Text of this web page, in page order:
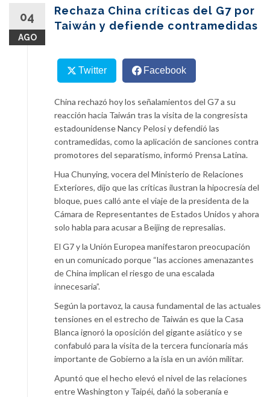
04
AGO
Rechaza China críticas del G7 por
Taiwán y defiende contramedidas
Twitter Facebook
China rechazó hoy los señalamientos del G7 a su
reacción hacia Taiwán tras la visita de la congresista
estadounidense Nancy Pelosi y defendió las
contramedidas, como la aplicación de sanciones contra
promotores del separatismo, informó Prensa Latina.
Hua Chunying, vocera del Ministerio de Relaciones
Exteriores, dijo que las críticas ilustran la hipocresía del
bloque, pues calló ante el viaje de la presidenta de la
Cámara de Representantes de Estados Unidos y ahora
solo habla para acusar a Beijing de represalias.
El G7 y la Unión Europea manifestaron preocupación
en un comunicado porque “las acciones amenazantes
de China implican el riesgo de una escalada
innecesaria”.
Según la portavoz, la causa fundamental de las actuales
tensiones en el estrecho de Taiwán es que la Casa
Blanca ignoró la oposición del gigante asiático y se
confabuló para la visita de la tercera funcionaria más
importante de Gobierno a la isla en un avión militar.
Apuntó que el hecho elevó el nivel de las relaciones
entre Washington y Taipéi, dañó la soberanía e